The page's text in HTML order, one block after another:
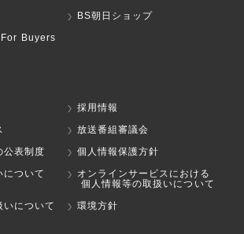
BS朝日ショップ
Buyers
採用情報
放送番組審議会
公表制度
個人情報保護方針
について
オンラインサービスにおける
個人情報等の取扱いについて
いについて
環境方針